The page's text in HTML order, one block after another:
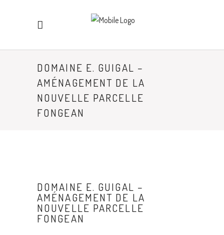
DOMAINE E. GUIGAL –
AMÉNAGEMENT DE LA
NOUVELLE PARCELLE
FONGEAN
DOMAINE E. GUIGAL –
AMÉNAGEMENT DE LA
NOUVELLE PARCELLE
FONGEAN